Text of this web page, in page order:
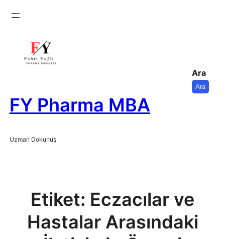
FY Pharma MBA
Uzman Dokunuş
Ara
Ara
Etiket: Eczacılar ve
Hastalar Arasındaki